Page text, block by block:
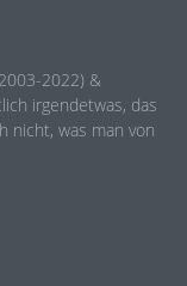
2022) &
irgendetwas, das
nicht, was man von